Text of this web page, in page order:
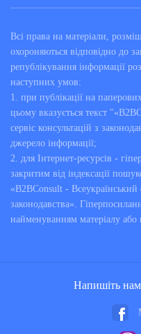
Виборче право
Страхове право
Розлучення подружжя
Аліменти
ДТП
Кредити банків
Всі права на матеріали,
охороняються відповідно до
републікування інформації
наступних умов:
1. при публікації на
цьому вказується текст
сервіс консультацій з
джерело інформації;
2. для Інтернет-ресурсів -
закритим від індексації
«B2BConsult - Всеукраїнський
законодавства».
найменуванням матеріалу або
Напишіть нам